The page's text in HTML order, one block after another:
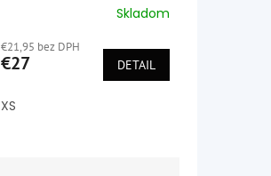
produktu
je
z
Skladom
€21,95 bez DPH
€27 DETAIL
XS